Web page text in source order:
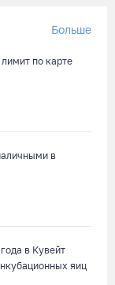
Больше
по карте
в
в Кувейт
яиц